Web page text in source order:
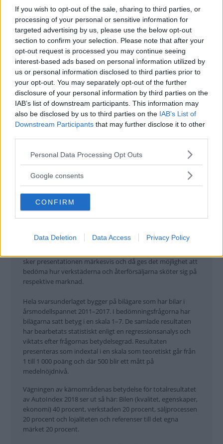
If you wish to opt-out of the sale, sharing to third parties, or
processing of your personal or sensitive information for
targeted advertising by us, please use the below opt-out
section to confirm your selection. Please note that after your
opt-out request is processed you may continue seeing
interest-based ads based on personal information utilized by
us or personal information disclosed to third parties prior to
your opt-out. You may separately opt-out of the further
disclosure of your personal information by third parties on the
IAB’s list of downstream participants. This information may
also be disclosed by us to third parties on the IAB’s List of
Downstream Participants that may further disclose it to other
Please note that this website/app uses one or more Google
not limited to your visit or usage behaviour. You may click to
use your data for below specified purposes in below Google
consent section.
Personal Data Processing Opt Outs
Google consents
CONFIRM
Data Deletion Data Access Privacy Policy
Diskutera: Vad tycker du om bilmärket Dacia?
SÅ HÄR FUNKAR AUTOINDEX
11 398 svenska bilägare har lämnat kompletta svar i
AutoIndex 2018. Det slumpmässiga urvalet visar ett
tvärsnitt av landets bilburna befolkning. Flest bilägare
återfinns i åldersspannet 50–65 år. Den svenska
storleken på marknadsandelar från årsmodell 2011 och
senare. Två märken, Lexus och Mini, utgår eftersom
procent. Antalet svar ger inte fullständig statistisk säkerhet.
AutoIndex är ett skandinaviskt samarbete mellan Vi
Bilägare, danska tidningen Motor, diverse norska
bilmagasin samt konsult- och researchföretaget Loyalty
också ställts till danska och norska bilägare och det
skandinaviska underlaget kommer även att resultera i en
sker presentationen märkesvis och då ges det möjlighet att
bedöma hur verkstäderna och återförsäljarna sköter sig på
respektive marknad.
Hela svarsunderlaget bygger på bilägare som har bilar i
årsmodellspannet 2011–2017. I bedömningsfrågorna har
bilägarna satt betyg i en skala 1–7. De samlade resultaten
har bearbetats statistiskt enligt en regressionsanalys och
viktats efter frågornas betydelsegrad. Resultaten
presenteras som indextal i en skala som teoretiskt går från
1 till 1 000 poäng och där 500 blir ett mått på
medelnöjdnivå.
Vägningen av kärnområdenas betydelse för totalresultatet
av AutoIndex 2018 ser ut så här: Bilen (kvalitet, egenskaper,
ekonomi) 40 procent, verkstaden 20 procent, säljprocessen
20 procent och lojaliteten och referenser till det egna
märket 20 procent.